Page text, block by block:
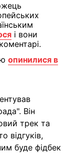
і вони
опинилися в
Він
трек та
відгуків,
буде фідбек